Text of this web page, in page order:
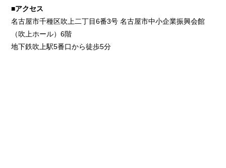
■アクセス
名古屋市千種区吹上二丁目6番3号 名古屋市中小企業振興会館
（吹上ホール）6階
地下鉄吹上駅5番口から徒歩5分